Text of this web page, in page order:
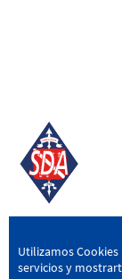
SD AMOREBIETA
Utilizamos
servicios y